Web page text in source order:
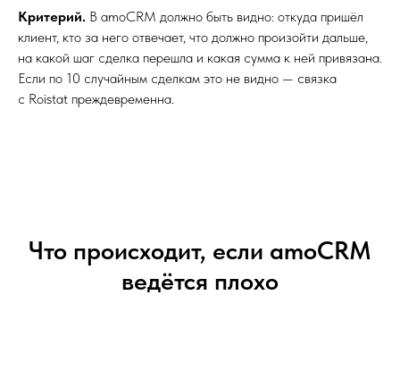
Критерий. В amoCRM должно быть видно: откуда пришёл
клиент, кто за него отвечает, что должно произойти дальше,
на какой шаг сделка перешла и какая сумма к ней привязана.
Если по 10 случайным сделкам это не видно — связка
с Roistat преждевременна.
Что происходит, если amoCRM
ведётся плохо